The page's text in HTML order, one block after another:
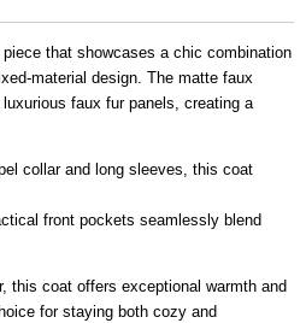
that showcases a chic combination
material design. The matte faux
faux fur panels, creating a
collar and long sleeves, this coat
front pockets seamlessly blend
this coat offers exceptional warmth and
for staying both cozy and